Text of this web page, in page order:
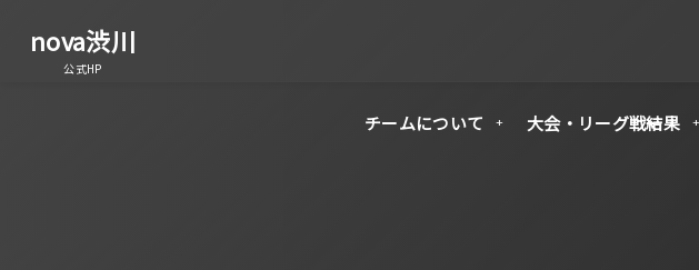
nova渋川
公式HP
チームについて 大会・リーグ戦結果